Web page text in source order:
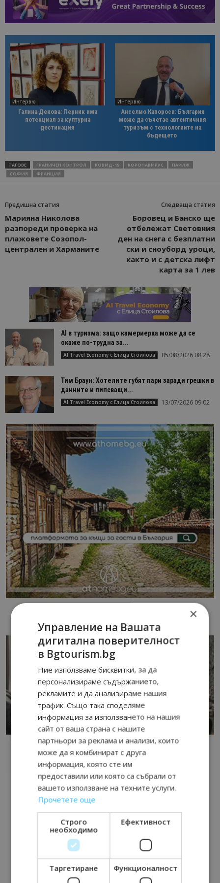
Интервю
Галина Декова: Перник има
потенциал за културна
дестинация
Интервю
Анселмо Капороси: България
може да съчетае автентичния
туризъм с технологиите на
бъдещето
ТАГОВЕ ГРАНИЧЕН КОНТРОЛ КОВИД-19 КОРОНАВИРУС
ПАРИЖ
СОФИЯ
ФРАНЦИЯ
Предишна статия
Марияна Николова
разпореди проверка на
плажовете Созопол-
централен и Харманите
Следваща статия
Боровец и Банско ще
отбележат Световния
ден на снега с безплатни
ски и сноуборд уроци,
както и с детска лифт
карта за 1 лев
AI в туризма: защо камериерка може да се
окаже по-трудна за...
AI Travel Economy с Елица Стоилова 05/08/2026 08:28
Тим Браун: Хотелите губят пари заради грешки в
данните и липсващи...
AI Travel Economy с Елица Стоилова 13/07/2026 09:02
×
Управление на Вашата
дигитална поверителност
в Bgtourism.bg
Ние използваме бисквитки, за да
персонализираме съдържанието,
рекламите и да анализираме нашия
трафик. Също така споделяме
информация за използването на нашия
сайт от ваша страна с нашите
партньори за реклама и анализи, които
може да я комбинират с друга
информация, която сте им
предоставили или която са събрали от
вашето използване на техните услуги.
Прочетете още
Строго
необходимо
Ефективност
Таргетиране Функционалност